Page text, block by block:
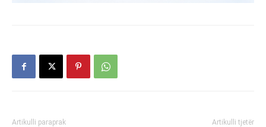
Artikulli paraprak Artikulli tjetër